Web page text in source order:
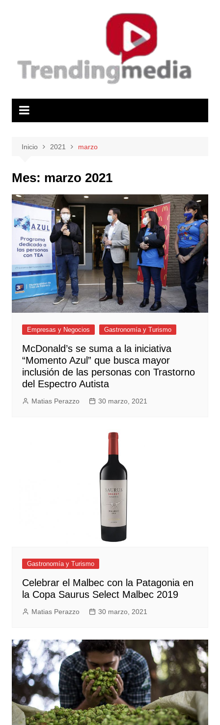
Inicio 2021 marzo
Mes: marzo 2021
Empresas y Negocios Gastronomía y Turismo
McDonald’s se suma a la iniciativa
“Momento Azul” que busca mayor
inclusión de las personas con Trastorno
del Espectro Autista
Matias Perazzo 30 marzo, 2021
Gastronomía y Turismo
Celebrar el Malbec con la Patagonia en
la Copa Saurus Select Malbec 2019
Matias Perazzo 30 marzo, 2021